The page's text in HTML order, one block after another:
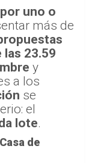
uno o
más de
23.59
y
a los
se
el
lote.
de